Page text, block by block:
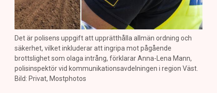
Det är polisens uppgift att upprätthålla allmän ordning och
säkerhet, vilket inkluderar att ingripa mot pågående
brottslighet som olaga intrång, förklarar Anna-Lena Mann,
polisinspektör vid kommunikationsavdelningen i region Väst.
Bild: Privat, Mostphotos